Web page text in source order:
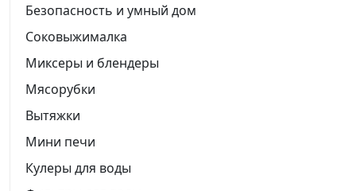
Безопасность и умный дом
Соковыжималка
Миксеры и блендеры
Мясорубки
Вытяжки
Мини печи
Кулеры для воды